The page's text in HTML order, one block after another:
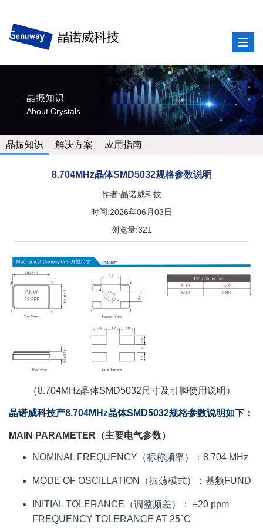
晶振知识
About Crystals
晶振知识 解决方案 应用指南
8.704MHz晶体SMD5032规格参数说明
作者:晶诺威科技
时间:2026年06月03日
浏览量:321
（8.704MHz晶体SMD5032尺寸及引脚使用说明）
晶诺威科技产8.704MHz晶体SMD5032规格参数说明如下：
MAIN PARAMETER（主要电气参数）
NOMINAL FREQUENCY（标称频率）：8.704 MHz
MODE OF OSCILLATION（振荡模式）：基频FUND
INITIAL TOLERANCE（调整频差）： ±20 ppm
FREQUENCY TOLERANCE AT 25°C